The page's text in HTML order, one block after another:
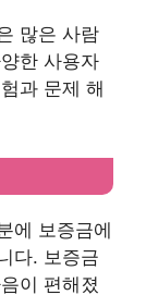
많은 사람
한 사용자
과 문제 해
에 보증금에
다. 보증금
이 편해졌